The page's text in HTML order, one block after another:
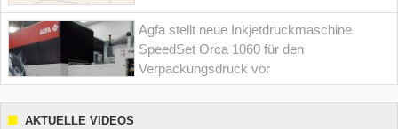
Agfa stellt neue Inkjetdruckmaschine
SpeedSet Orca 1060 für den
Verpackungsdruck vor
AKTUELLE VIDEOS